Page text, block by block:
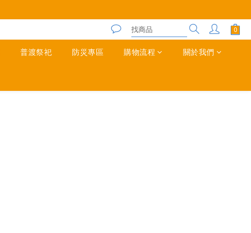
普渡祭祀 防災專區 購物流程 關於我們